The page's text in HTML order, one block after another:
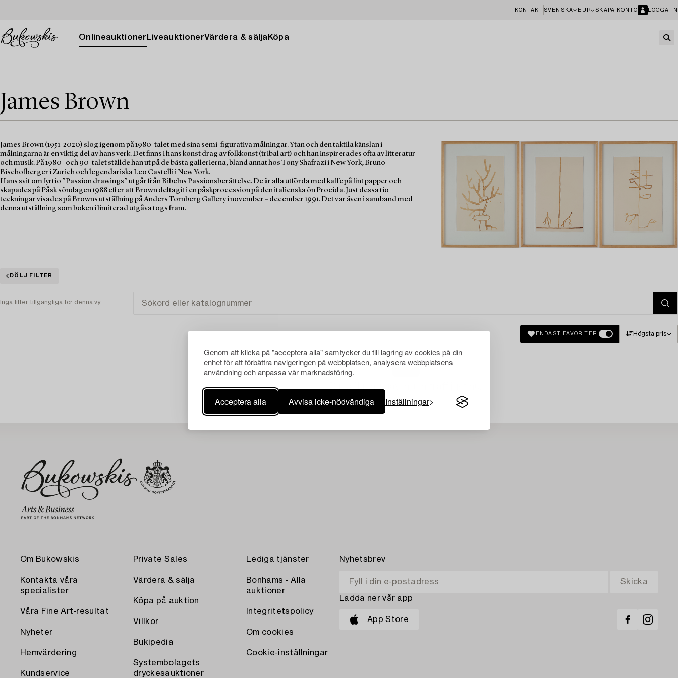
Genom att klicka på "acceptera alla" samtycker du till lagring av cookies på din
enhet för att förbättra navigeringen på webbplatsen, analysera webbplatsens
användning och anpassa vår marknadsföring.
Acceptera alla Avvisa icke-nödvändiga Inställningar
KONTAKT SVENSKA EUR SKAPA KONTO LOGGA IN
Onlineauktioner LiveauktionerVärdera & sälja Köpa
James Brown
James Brown (1951-2020) slog igenom på 1980-talet med sina semi-figurativa målningar. Ytan och den taktila känslan i
målningarna är en viktig del av hans verk. Det finns i hans konst drag av folkkonst (tribal art) och han inspirerades ofta av litteratur
och musik. På 1980- och 90-talet ställde han ut på de bästa gallerierna, bland annat hos Tony Shafrazi i New York, Bruno
Bischofberger i Zurich och legendariska Leo Castelli i New York.
Hans svit om fyrtio ”Passion drawings” utgår från Bibelns Passionsberättelse. De är alla utförda med kaffe på fint papper och
skapades på Påsk söndagen 1988 efter att Brown deltagit i en påskprocession på den italienska ön Procida. Just dessa tio
teckningar visades på Browns utställning på Anders Tornberg Gallery i november – december 1991. Det var även i samband med
denna utställning som boken i limiterad utgåva togs fram.
DÖLJ FILTER
Inga filter tillgängliga för denna vy
ENDAST FAVORITER Högsta pris
Om Bukowskis
Kontakta våra
specialister
Våra Fine Art-resultat
Nyheter
Hemvärdering
Kundservice
Private Sales
Värdera & sälja
Köpa på auktion
Villkor
Bukipedia
Systembolagets
dryckesauktioner
Lediga tjänster
Bonhams - Alla
auktioner
Integritetspolicy
Om cookies
Cookie-inställningar
Nyhetsbrev
Ladda ner vår app
App Store